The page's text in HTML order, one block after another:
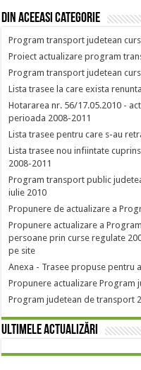
Din aceeasi categorie
Program transport judetean
Proiect actualizare program
Program transport judetean
Lista trasee la care exista
Hotararea nr. 56/17.05.2010 -
perioada 2008-2011
Lista trasee pentru care s-au
Lista trasee nou infiintate
2008-2011
Program transport public
iulie 2010
Propunere de actualizare a
Propunere actualizare a
persoane prin curse regulate
pe site
Anexa - Trasee propuse pentru
Propunere actualizare Program
Program judetean de transport
Ultimele actualizări